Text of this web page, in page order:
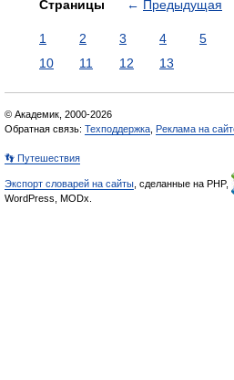
Страницы ← Предыдущая
1 2 3 4 5
10
11 12 13
© Академик, 2000-2026
Обратная связь: Техподдержка Реклама на
👣 Путешествия
Экспорт словарей на сайты , сделанные на PHP,
WordPress, MODx.